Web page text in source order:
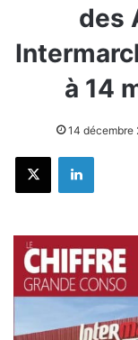
des
à 14
14 décembre
X Linkedin